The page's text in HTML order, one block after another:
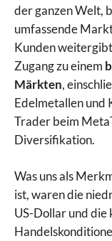
der ganzen Welt,
umfassende
Kunden
Zugang zu einem
Märkten,
Edelmetallen und
Trader beim
Diversifikation.
Was uns als
ist, waren die
US-Dollar und